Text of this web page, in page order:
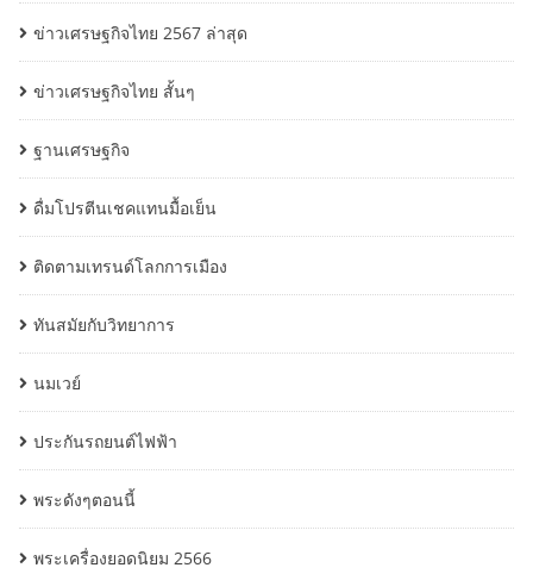
ข่าวเศรษฐกิจไทย 2567 ล่าสุด
ข่าวเศรษฐกิจไทย สั้นๆ
ฐานเศรษฐกิจ
ดื่มโปรตีนเชคแทนมื้อเย็น
ติดตามเทรนด์โลกการเมือง
ทันสมัยกับวิทยาการ
นมเวย์
ประกันรถยนต์ไฟฟ้า
พระดังๆตอนนี้
พระเครื่องยอดนิยม 2566